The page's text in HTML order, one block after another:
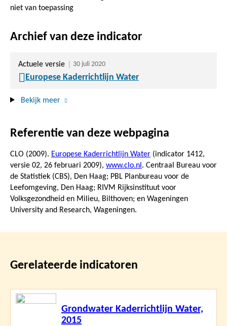
niet van toepassing
Archief van deze indicator
Actuele versie 30 juli 2020
Europese Kaderrichtlijn Water
Bekijk meer
Referentie van deze webpagina
CLO (2009). Europese Kaderrichtlijn Water (indicator 1412,
versie 02, 26 februari 2009), www.clo.nl . Centraal Bureau voor
de Statistiek (CBS), Den Haag; PBL Planbureau voor de
Leefomgeving, Den Haag; RIVM Rijksinstituut voor
Volksgezondheid en Milieu, Bilthoven; en Wageningen
University and Research, Wageningen.
Gerelateerde indicatoren
Grondwater Kaderrichtlijn Water,
2015
Lees